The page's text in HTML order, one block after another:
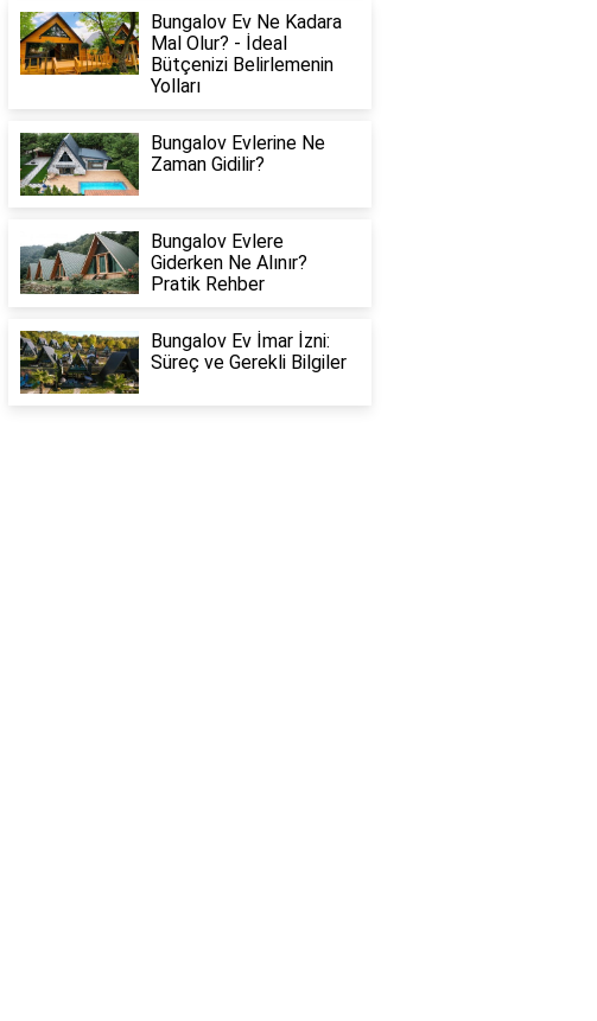
Bungalov Ev Ne Kadara
Mal Olur? - İdeal
Bütçenizi Belirlemenin
Yolları
Bungalov Evlerine Ne
Zaman Gidilir?
Bungalov Evlere
Giderken Ne Alınır?
Pratik Rehber
Bungalov Ev İmar İzni:
Süreç ve Gerekli Bilgiler